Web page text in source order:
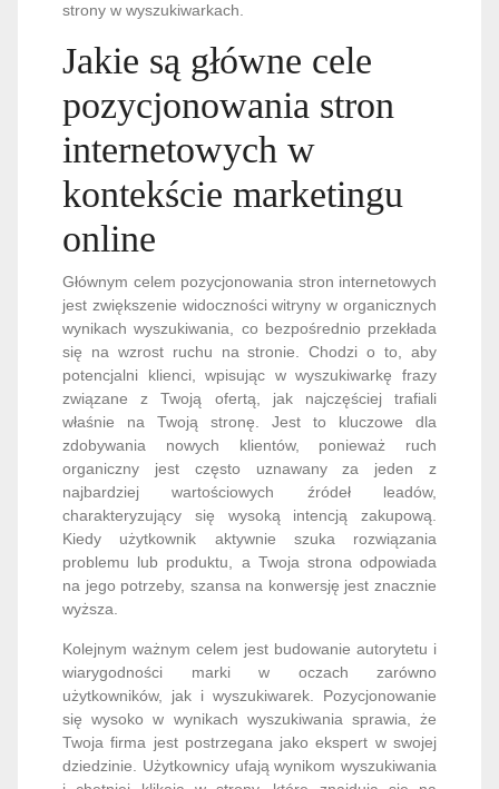
strony w wyszukiwarkach.
Jakie są główne cele
pozycjonowania stron
internetowych w
kontekście marketingu
online
Głównym celem pozycjonowania stron internetowych
jest zwiększenie widoczności witryny w organicznych
wynikach wyszukiwania, co bezpośrednio przekłada
się na wzrost ruchu na stronie. Chodzi o to, aby
potencjalni klienci, wpisując w wyszukiwarkę frazy
związane z Twoją ofertą, jak najczęściej trafiali
właśnie na Twoją stronę. Jest to kluczowe dla
zdobywania nowych klientów, ponieważ ruch
organiczny jest często uznawany za jeden z
najbardziej wartościowych źródeł leadów,
charakteryzujący się wysoką intencją zakupową.
Kiedy użytkownik aktywnie szuka rozwiązania
problemu lub produktu, a Twoja strona odpowiada
na jego potrzeby, szansa na konwersję jest znacznie
wyższa.
Kolejnym ważnym celem jest budowanie autorytetu i
wiarygodności marki w oczach zarówno
użytkowników, jak i wyszukiwarek. Pozycjonowanie
się wysoko w wynikach wyszukiwania sprawia, że
Twoja firma jest postrzegana jako ekspert w swojej
dziedzinie. Użytkownicy ufają wynikom wyszukiwania